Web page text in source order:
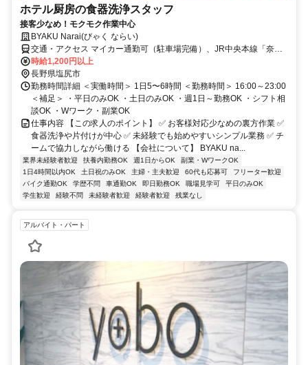
ホテル厨房の食器洗浄スタッフ
接客少なめ！モクモク作業中心
BYAKU Narai(びゃく ならい)
交通・アクセス マイカー通勤可（駐車場完備）、JR中央本線「奈良
井駅」より徒歩5分
時給1,200円以上
長野県塩尻市
勤務時間詳細 ＜実働時間＞ 1日5〜6時間 ＜勤務時間＞ 16:00～23:00
＜補足＞ ・平日のみOK ・土日のみOK ・週1日～勤務OK ・シフト相
談OK ・Wワーク・副業OK
仕事内容 【この求人のポイント】 ✅ お客様対応少なめの裏方作業 ✅
食器洗浄や片付けが中心 ✅ 未経験でも始めやすいシンプル業務 ✅ チ
ームで協力しながら働ける 【会社について】 BYAKU na...
業界未経験者歓迎 扶養内勤務OK 週1日からOK
副業・WワークOK
1日4時間以内OK
土日祝のみOK 主婦・主夫歓迎 60代も応募可
フリーター歓迎
バイク通勤OK
学歴不問 車通勤OK 即日勤務OK 職場見学可
平日のみOK
学生歓迎
経験不問 未経験者歓迎 経験者歓迎 残業なし
アルバイト・パート